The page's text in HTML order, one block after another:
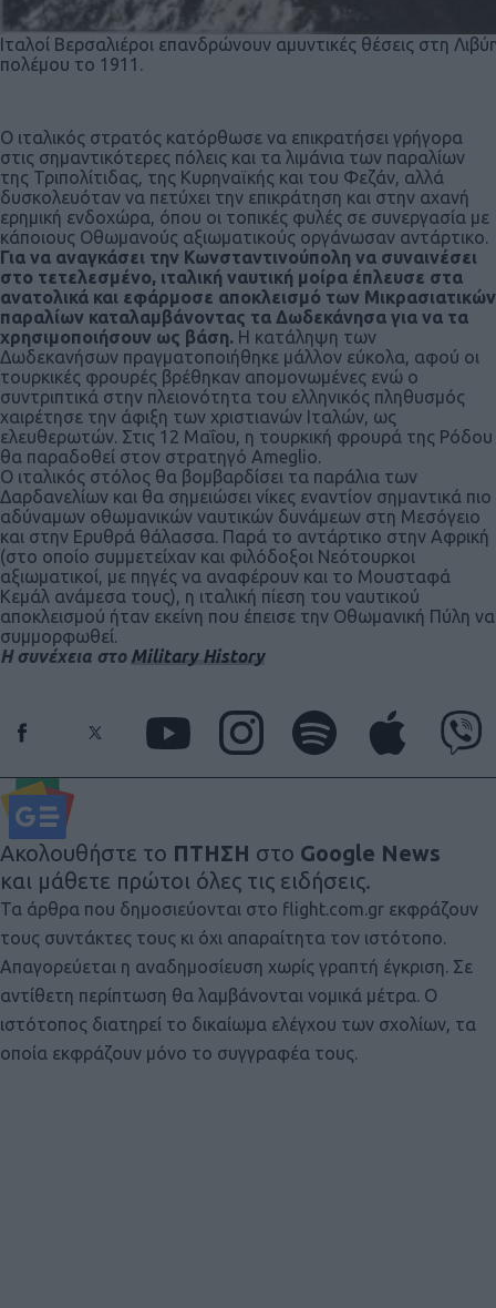
Ιταλοί Βερσαλιέροι επανδρώνουν αμυντικές θέσεις στη
πολέμου το 1911.
Ο ιταλικός στρατός κατόρθωσε να επικρατήσει γρήγορα
στις σημαντικότερες πόλεις και τα λιμάνια των παραλίων
της Τριπολίτιδας, της Κυρηναϊκής και του Φεζάν, αλλά
δυσκολευόταν να πετύχει την επικράτηση και στην αχανή
ερημική ενδοχώρα, όπου οι τοπικές φυλές σε συνεργασία με
κάποιους Οθωμανούς αξιωματικούς οργάνωσαν αντάρτικο.
Για να αναγκάσει την Κωνσταντινούπολη να συναινέσει
στο τετελεσμένο, ιταλική ναυτική μοίρα έπλευσε στα
ανατολικά και εφάρμοσε αποκλεισμό των Μικρασιατικών
παραλίων καταλαμβάνοντας τα Δωδεκάνησα για να τα
χρησιμοποιήσουν ως βάση. Η κατάληψη των
Δωδεκανήσων πραγματοποιήθηκε μάλλον εύκολα, αφού οι
τουρκικές φρουρές βρέθηκαν απομονωμένες ενώ ο
συντριπτικά στην πλειονότητα του ελληνικός πληθυσμός
χαιρέτησε την άφιξη των χριστιανών Ιταλών, ως
ελευθερωτών. Στις 12 Μαΐου, η τουρκική φρουρά της Ρόδου
θα παραδοθεί στον στρατηγό Ameglio.
Ο ιταλικός στόλος θα βομβαρδίσει τα παράλια των
Δαρδανελίων και θα σημειώσει νίκες εναντίον σημαντικά πιο
αδύναμων οθωμανικών ναυτικών δυνάμεων στη Μεσόγειο
και στην Ερυθρά θάλασσα. Παρά το αντάρτικο στην Αφρική
(στο οποίο συμμετείχαν και φιλόδοξοι Νεότουρκοι
αξιωματικοί, με πηγές να αναφέρουν και το Μουσταφά
Κεμάλ ανάμεσα τους), η ιταλική πίεση του ναυτικού
αποκλεισμού ήταν εκείνη που έπεισε την Οθωμανική Πύλη να
συμμορφωθεί.
Η συνέχεια στο Military History
Ακολουθήστε το ΠΤΗΣΗ στο Google News
και μάθετε πρώτοι όλες τις ειδήσεις.
Τα άρθρα που δημοσιεύονται στο flight.com.gr εκφράζουν
τους συντάκτες τους κι όχι απαραίτητα τον ιστότοπο.
Απαγορεύεται η αναδημοσίευση χωρίς γραπτή έγκριση. Σε
αντίθετη περίπτωση θα λαμβάνονται νομικά μέτρα. Ο
ιστότοπος διατηρεί το δικαίωμα ελέγχου των σχολίων, τα
οποία εκφράζουν μόνο το συγγραφέα τους.